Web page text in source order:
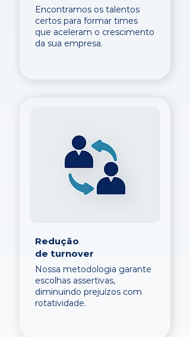
Encontramos os talentos
certos para formar times
que aceleram o crescimento
da sua empresa.
Redução
de turnover
Nossa metodologia garante
escolhas assertivas,
diminuindo prejuízos com
rotatividade.